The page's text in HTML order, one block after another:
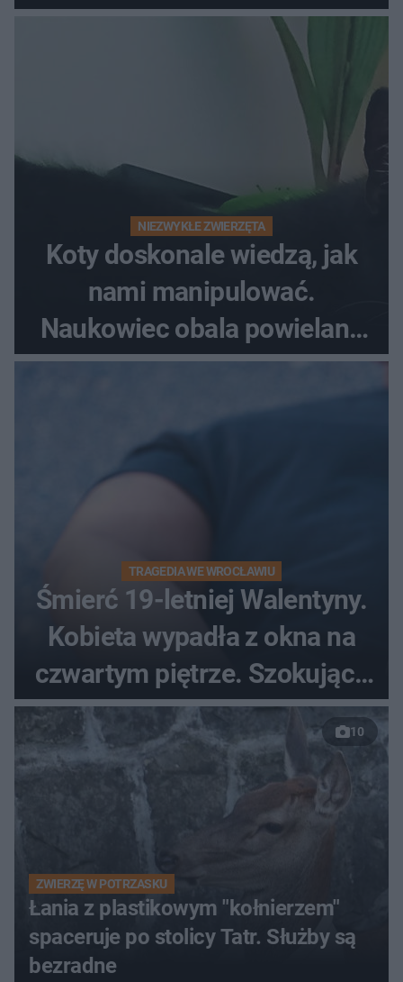
NIEZWYKŁE ZWIERZĘTA
Koty doskonale wiedzą, jak
nami manipulować.
Naukowiec obala powielane
od lat mity na ich temat
TRAGEDIA WE WROCŁAWIU
Śmierć 19-letniej Walentyny.
Kobieta wypadła z okna na
czwartym piętrze. Szokujące
nagranie trafiło do sieci
10
ZWIERZĘ W POTRZASKU
Łania z plastikowym "kołnierzem"
spaceruje po stolicy Tatr. Służby są
bezradne